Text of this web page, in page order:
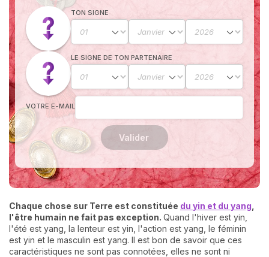
TON SIGNE
LE SIGNE DE TON PARTENAIRE
VOTRE E-MAIL
Valider
Chaque chose sur Terre est constituée du yin et du yang
l'être humain ne fait pas exception. Quand l'hiver est yin,
l'été est yang, la lenteur est yin, l'action est yang, le féminin
est yin et le masculin est yang. Il est bon de savoir que ces
caractéristiques ne sont pas connotées, elles ne sont ni